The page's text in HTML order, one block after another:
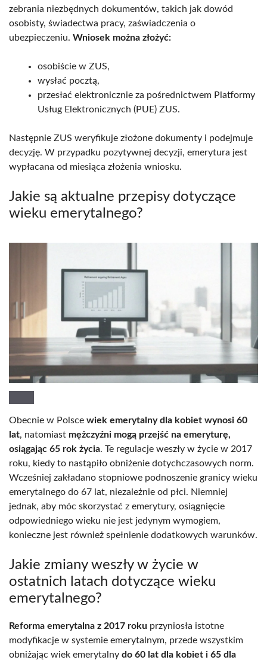
zebrania niezbędnych dokumentów, takich jak dowód
osobisty, świadectwa pracy, zaświadczenia o
ubezpieczeniu. Wniosek można złożyć:
osobiście w ZUS,
wysłać pocztą,
przesłać elektronicznie za pośrednictwem Platformy
Usług Elektronicznych (PUE) ZUS.
Następnie ZUS weryfikuje złożone dokumenty i podejmuje
decyzję. W przypadku pozytywnej decyzji, emerytura jest
wypłacana od miesiąca złożenia wniosku.
Jakie są aktualne przepisy dotyczące
wieku emerytalnego?
Obecnie w Polsce wiek emerytalny dla kobiet wynosi 60
lat, natomiast mężczyźni mogą przejść na emeryturę,
osiągając 65 rok życia. Te regulacje weszły w życie w 2017
roku, kiedy to nastąpiło obniżenie dotychczasowych norm.
Wcześniej zakładano stopniowe podnoszenie granicy wieku
emerytalnego do 67 lat, niezależnie od płci. Niemniej
jednak, aby móc skorzystać z emerytury, osiągnięcie
odpowiedniego wieku nie jest jedynym wymogiem,
konieczne jest również spełnienie dodatkowych warunków.
Jakie zmiany weszły w życie w
ostatnich latach dotyczące wieku
emerytalnego?
Reforma emerytalna z 2017 roku przyniosła istotne
modyfikacje w systemie emerytalnym, przede wszystkim
obniżając wiek emerytalny do 60 lat dla kobiet i 65 dla